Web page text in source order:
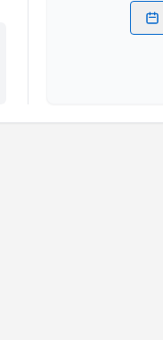
Kişisel verilerimin